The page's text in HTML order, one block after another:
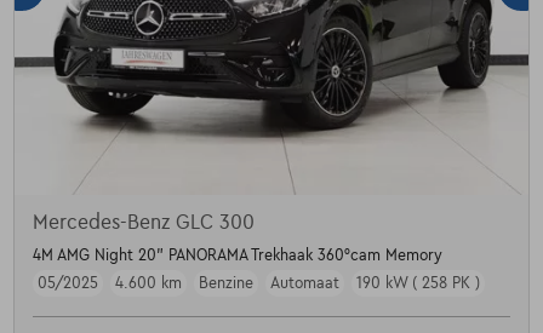
Mercedes-Benz GLC 300
4M AMG Night 20" PANORAMA Trekhaak 360°cam Memory
05/2025
4.600 km Benzine Automaat 190 kW ( 258 PK )